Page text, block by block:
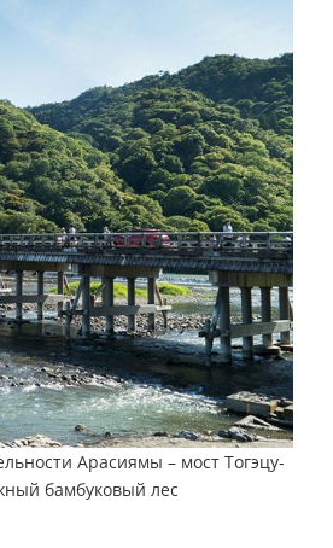
Арасиямы – мост Тогэцу-
бамбуковый лес